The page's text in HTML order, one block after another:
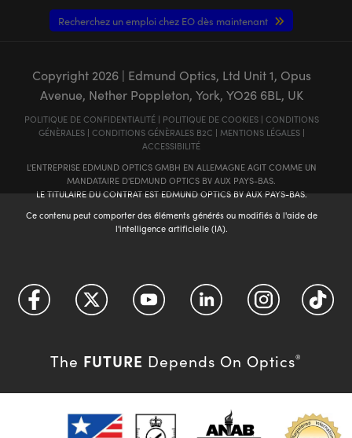
Recherchez un emploi chez EO dès maintenant
Copyright 2026| Edmund Optics, Ltd Unit 1, Opus
Avenue, Nether Poppleton, York, YO26 6BL, UK
POLITIQUE DE CONFIDENTIALITÉ| POLITIQUE DE COOKIES| CONDITIONS
GÉNÈRALES| CONDITIONS GÉNÈRALES B2C | MENTIONS LÉGALES|
ACCESSIBILITÉ
L'ENTREPRISE EDMUND OPTICS GMBH EN ALLEMAGNE AGIT COMME UN
MANDATAIRE D'EDMUND OPTICS BV AUX PAYS-BAS.
LE TITULAIRE DU CONTRAT EST EDMUND OPTICS BV AUX PAYS-BAS.
Ce contenu peut comporter des éléments générés ou modifiés à l'aide de
l'intelligence artificielle (IA).
The FUTURE Depends On Optics®